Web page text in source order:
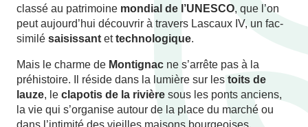
classé au patrimoine mondial de l’UNESCO, que l’on
peut aujourd’hui découvrir à travers Lascaux IV, un fac-
similé saisissant ettechnologique.
Mais le charme de Montignac ne s’arrête pas à la
préhistoire. Il réside dans la lumière sur les toits de
lauze, le clapotis de la rivière sous les ponts anciens,
la vie qui s’organise autour de la place du marché ou
dans l’intimité des vieilles maisons bourgeoises.